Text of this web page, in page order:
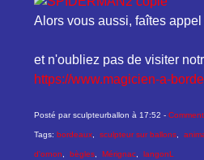
Alors vous aussi, faîtes
et n'oubliez pas de visiter
https://www.magicien-a-
Posté par sculpteurballon à 17:52 -
Tags: bordeaux sculpteur sur ballons
d'ornon bègles Mérignac langonL